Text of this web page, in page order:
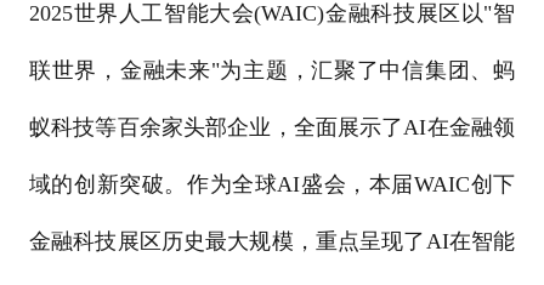
2025世界人工智能大会(WAIC)金融科技展区以"智
联世界，金融未来"为主题，汇聚了中信集团、蚂
蚁科技等百余家头部企业，全面展示了AI在金融领
域的创新突破。作为全球AI盛会，本届WAIC创下
金融科技展区历史最大规模，重点呈现了AI在智能